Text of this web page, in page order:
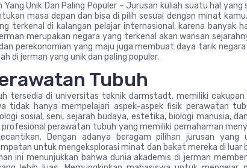
Yang Unik Dan Paling Populer – Jurusan kuliah suatu hal
masa depan dan bisa di pilih sesuai dengan minat
terkenal di kalangan pelajar internasional, karena banyak
merupakan negara yang terkenal akan warisan
perekonomian yang maju juga membuat daya tarik negara
di jerman yang unik dan paling populer.
Tubuh
tersedia di universitas teknik darmstadt, memiliki cakupan
tidak hanya mempelajari aspek-aspek fisik perawatan
sosial, seni, sejarah budaya, estetika, biologi manusia,
perawatan tubuh yang memiliki pemahaman
Dengan adanya beragam pilihan jurusan yang
untuk mengeksplorasi minat dan bakat mereka di luar
ini menunjukkan bahwa dunia akademis di jerman